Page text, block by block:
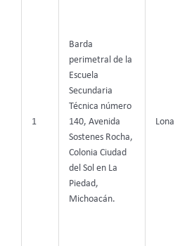
1
Barda
perimetral de la
Escuela
Secundaria
Técnica número
140, Avenida
Sostenes Rocha,
Colonia Ciudad
del Sol en La
Piedad,
Michoacán.
Lona